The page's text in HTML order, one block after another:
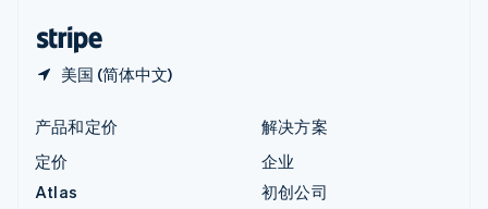
美国 (简体中文)
产品和定价
定价
Atlas
解决方案
企业
初创公司